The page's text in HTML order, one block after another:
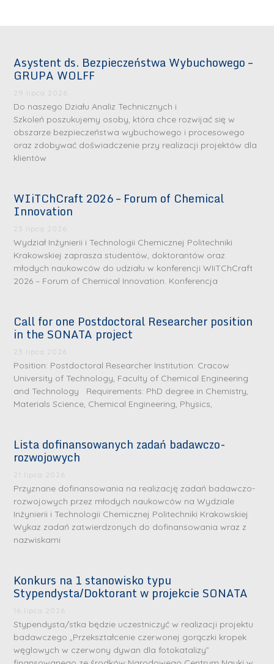
Asystent ds. Bezpieczeństwa Wybuchowego –
GRUPA WOLFF
29 lipca 2026
Do naszego Działu Analiz Technicznych i
Szkoleń poszukujemy osoby, która chce rozwijać się w
obszarze bezpieczeństwa wybuchowego i procesowego
oraz zdobywać doświadczenie przy realizacji projektów dla
klientów
WIiTChCraft 2026 – Forum of Chemical
Innovation
23 lipca 2026
Wydział Inżynierii i Technologii Chemicznej Politechniki
Krakowskiej zaprasza studentów, doktorantów oraz
młodych naukowców do udziału w konferencji WIiTChCraft
2026 – Forum of Chemical Innovation. Konferencja
Call for one Postdoctoral Researcher position
in the SONATA project
23 lipca 2026
Position: Postdoctoral Researcher Institution: Cracow
University of Technology, Faculty of Chemical Engineering
and Technology Requirements: PhD degree in Chemistry,
Materials Science, Chemical Engineering, Physics,
Lista dofinansowanych zadań badawczo-
rozwojowych
21 lipca 2026
Przyznane dofinansowania na realizację zadań badawczo-
rozwojowych przez młodych naukowców na Wydziale
Inżynierii i Technologii Chemicznej Politechniki Krakowskiej
Wykaz zadań zatwierdzonych do dofinansowania wraz z
nazwiskami
Konkurs na 1 stanowisko typu
Stypendysta/Doktorant w projekcie SONATA
16 lipca 2026
Stypendysta/stka będzie uczestniczyć w realizacji projektu
badawczego „Przekształcenie czerwonej gorączki kropek
węglowych w czerwony dywan dla fotokatalizy”
S
r
e
b